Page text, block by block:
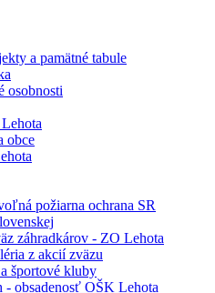
a pamätné tabule
osobnosti
obce
požiarna ochrana SR
záhradkárov - ZO Lehota
z akcií zväzu
športové kluby
- obsadenosť OŠK Lehota